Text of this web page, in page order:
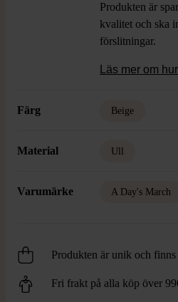
Produkten är
kvalitet och ska
förslitningar.
Läs mer om
Färg Beige
Material Ull
Varumärke A Day's March
Produkten är unik och finns
Fri frakt på alla köp över